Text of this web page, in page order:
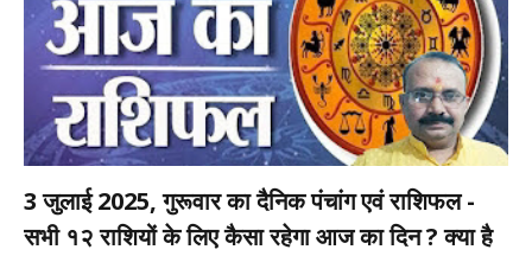
3 जुलाई 2025, गुरूवार का दैनिक पंचांग एवं राशिफल -
सभी १२ राशियों के लिए कैसा रहेगा आज का दिन ? क्या है